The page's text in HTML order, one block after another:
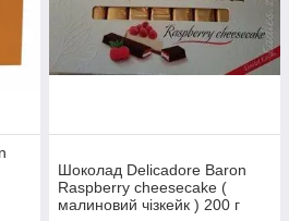
Шоколад Delicadore Baron
Raspberry cheesecake (
малиновий чізкейк ) 200 г